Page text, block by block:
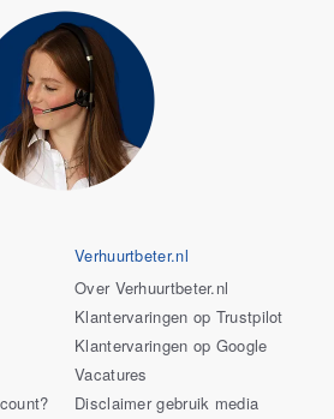
Verhuurtbeter.nl
Over Verhuurtbeter.nl
Klantervaringen op Trustpilot
Klantervaringen op Google
Vacatures
Disclaimer gebruik media